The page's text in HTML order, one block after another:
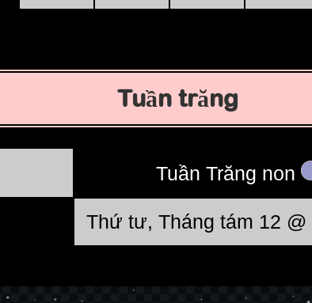
Tuần trăng
Tuần Trăng non
Thứ tư, Tháng tám 12 @